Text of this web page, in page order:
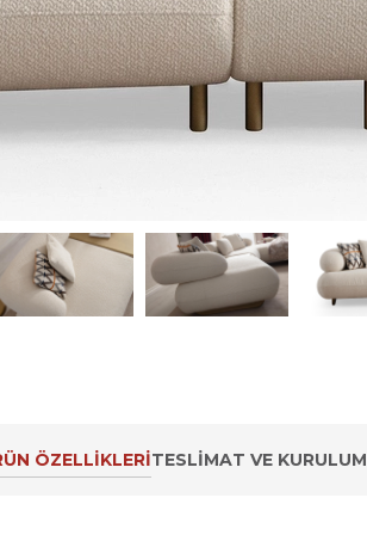
ÖZELLIKLERITESLIMAT VE KURULUM